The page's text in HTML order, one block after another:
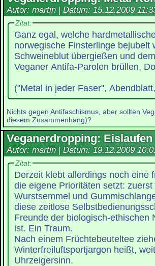
Autor: martin | Datum: 15.12.2009
Zitat:
Ganz egal, welche
norwegische Finsterlinge bejubelt
Schweineblut übergießen und
Veganer Antifa-Parolen brüllen,
("Metal in jeder Faser",
Nichts gegen Antifaschismus, aber sollten
diesem Zusammenhang)?
Veganerdropping: Eislaufen
Autor: martin | Datum: 19.12.2009
Zitat:
Derzeit klebt allerdings noch eine
die eigene Prioritäten setzt:
Wurstsemmel und
diese zeitlose
Freunde der biologisch-ethischen
ist. Ein Traum.
Nach einem Früchtebeuteltee
Winterfreiluftsportjargon heißt,
Uhrzeigersinn.